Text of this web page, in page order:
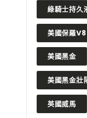
綠騎士持久
美國保羅V8
美國黑金
美國黑金壯
英國威馬